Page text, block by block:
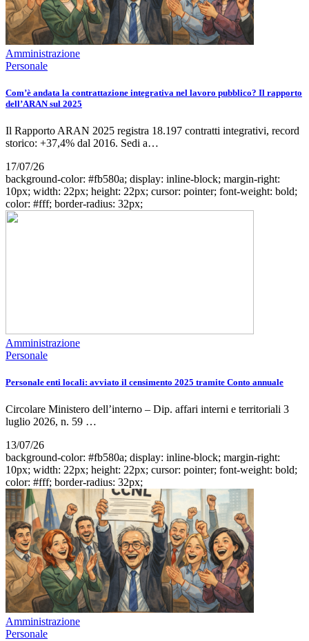
Amministrazione
Personale
Com’è andata la contrattazione integrativa nel lavoro pubblico? Il rapporto
dell’ARAN sul 2025
Il Rapporto ARAN 2025 registra 18.197 contratti integrativi, record
storico: +37,4% dal 2016. Sedi a…
17/07/26
background-color: #fb580a; display: inline-block; margin-right:
10px; width: 22px; height: 22px; cursor: pointer; font-weight: bold;
color: #fff; border-radius: 32px;
Amministrazione
Personale
Personale enti locali: avviato il censimento 2025 tramite Conto annuale
Circolare Ministero dell’interno – Dip. affari interni e territoriali 3
luglio 2026, n. 59 …
13/07/26
background-color: #fb580a; display: inline-block; margin-right:
10px; width: 22px; height: 22px; cursor: pointer; font-weight: bold;
color: #fff; border-radius: 32px;
Amministrazione
Personale